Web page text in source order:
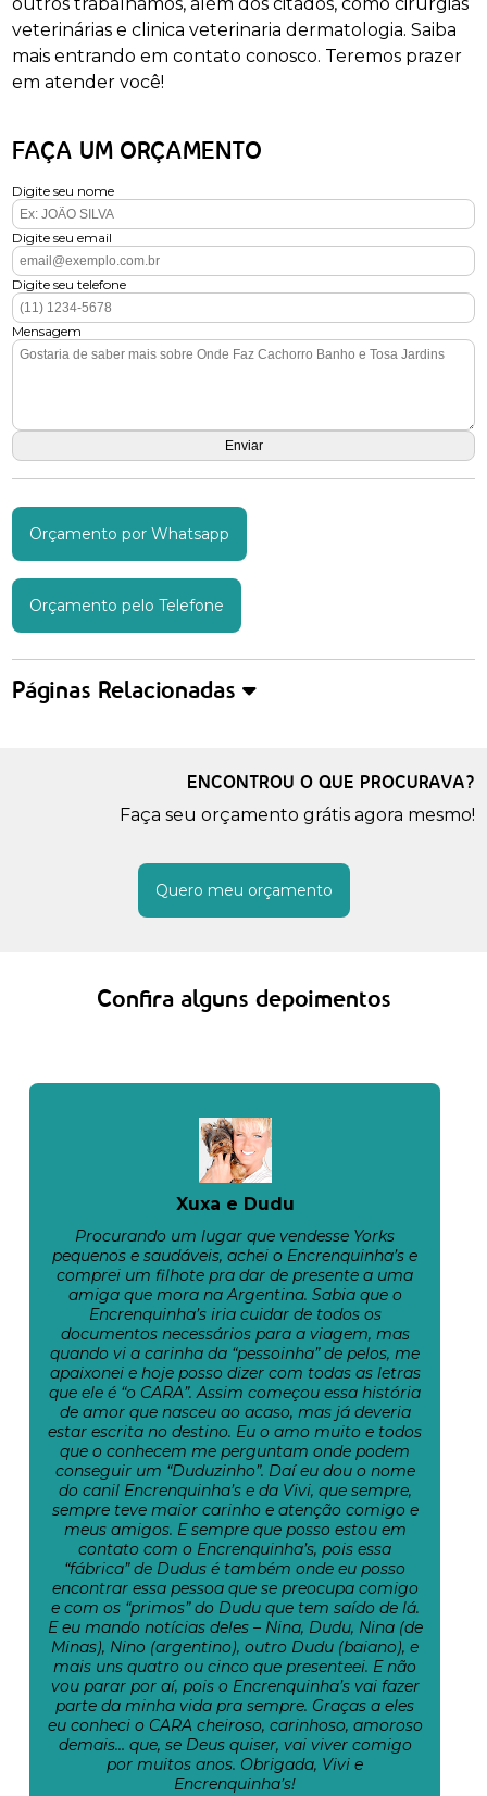
veterinárias e clinica veterinaria dermatologia. Saiba
mais entrando em contato conosco. Teremos prazer
em atender você!
FAÇA UM ORÇAMENTO
Digite seu nome
Digite seu email
Digite seu telefone
Mensagem
Orçamento por Whatsapp
Orçamento pelo Telefone
Páginas Relacionadas
ENCONTROU O QUE PROCURAVA?
Faça seu orçamento grátis agora mesmo!
Quero meu orçamento
Confira alguns depoimentos
Xuxa e Dudu
Procurando um lugar que vendesse Yorks
pequenos e saudáveis, achei o Encrenquinha’s e
comprei um filhote pra dar de presente a uma
amiga que mora na Argentina. Sabia que o
Encrenquinha’s iria cuidar de todos os
documentos necessários para a viagem, mas
quando vi a carinha da “pessoinha” de pelos, me
apaixonei e hoje posso dizer com todas as letras
que ele é “o CARA”. Assim começou essa história
de amor que nasceu ao acaso, mas já deveria
estar escrita no destino. Eu o amo muito e todos
que o conhecem me perguntam onde podem
conseguir um “Duduzinho”. Daí eu dou o nome
do canil Encrenquinha’s e da Vivi, que sempre,
sempre teve maior carinho e atenção comigo e
meus amigos. E sempre que posso estou em
contato com o Encrenquinha’s, pois essa
“fábrica” de Dudus é também onde eu posso
encontrar essa pessoa que se preocupa comigo
e com os “primos” do Dudu que tem saído de lá.
E eu mando notícias deles – Nina, Dudu, Nina (de
Minas), Nino (argentino), outro Dudu (baiano), e
mais uns quatro ou cinco que presenteei. E não
vou parar por aí, pois o Encrenquinha’s vai fazer
parte da minha vida pra sempre. Graças a eles
eu conheci o CARA cheiroso, carinhoso, amoroso
demais… que, se Deus quiser, vai viver comigo
por muitos anos. Obrigada, Vivi e
Encrenquinha’s!